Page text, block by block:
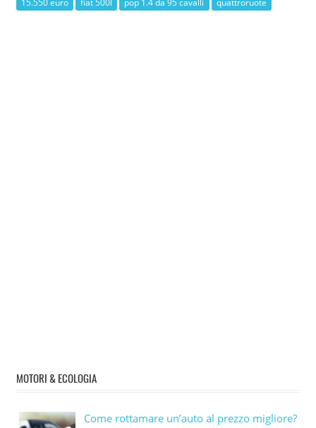
MOTORI & ECOLOGIA
Come rottamare un’auto al prezzo migliore?